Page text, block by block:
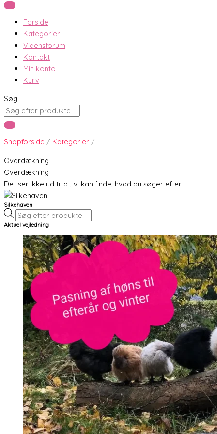
Forside
Kategorier
Vidensforum
Kontakt
Min konto
Kurv
Søg
Shopforside / Kategorier /
Overdækning
Overdækning
Det ser ikke ud til at, vi kan finde, hvad du søger efter.
Silkehaven
Aktuel vejledning